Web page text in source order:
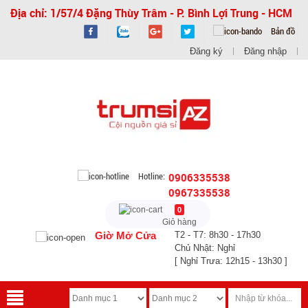
Địa chỉ: 1/57/4 Đặng Thùy Trâm - P. Bình Lợi Trung - HCM
Bản đồ
Đăng ký Đăng nhập
Hotline: 0906335538
0967335538
0
Giỏ hàng
Giờ Mở Cửa
T2 - T7: 8h30 - 17h30
Chủ Nhật: Nghỉ
[ Nghỉ Trưa: 12h15 - 13h30 ]